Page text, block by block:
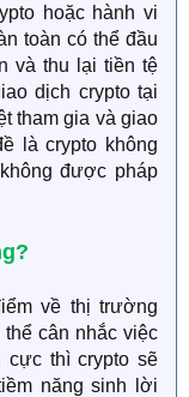
hoặc hành vi
toàn có thể đầu
và thu lại tiền tệ
dịch crypto tại
tham gia và giao
là crypto không
được pháp
về thị trường
cân nhắc việc
cực thì crypto sẽ
năng sinh lời